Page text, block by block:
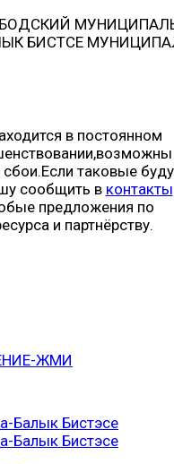
БИСТӘСЕ
в постоянном
таковые
сообщить в контакты
предложения по
и партнёрству.
ЖМИ